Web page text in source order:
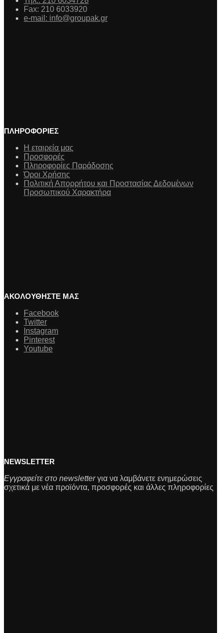
Fax: 210 6033920
e-mail: info@groupak.gr
ΠΛΗΡΟΦΟΡΙΕΣ
Η εταιρεία μας
Προσφορές
Πληροφορίες Παράδοσης
Όροι Χρήσης
Πολιτική Απορρήτου και Προστασίας Δεδομένων
Προσωπικού Χαρακτήρα
ΑΚΟΛΟΥΘΗΣΤΕ ΜΑΣ
Facebook
Twitter
Instagram
Pinterest
Youtube
NEWSLETTER
Εγγραφείτε στο newsletterγια να λαμβάνετε ενημερώσεις
σχετικά με νέα προϊόντα, προσφορές και άλλες πληροφορίες